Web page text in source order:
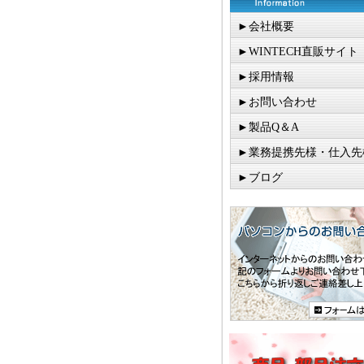
►会社概要
►WINTECH直販サイト
►採用情報
►お問い合わせ
►製品Q＆A
►業務提携先様・仕入
►ブログ